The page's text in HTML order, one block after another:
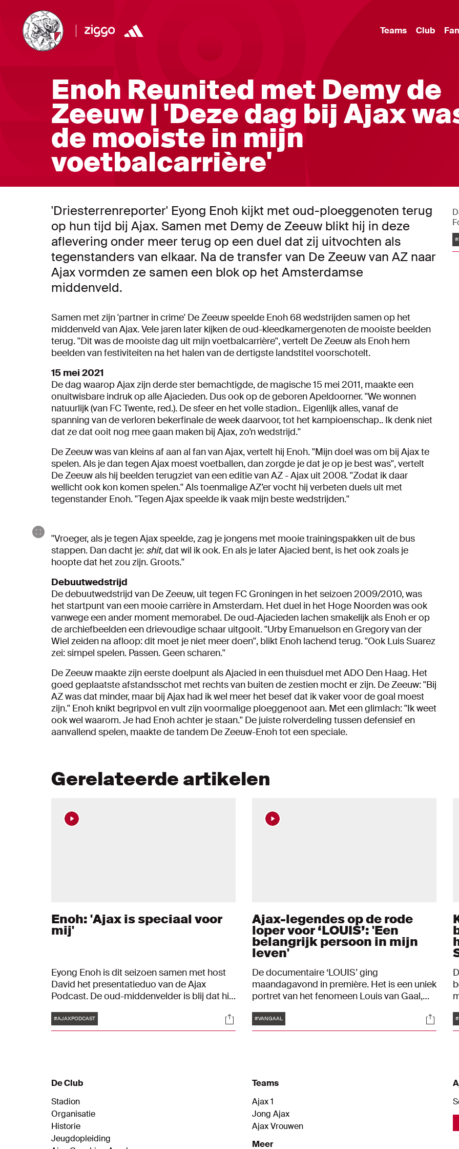
Teams Club
Enoh Reunited met Demy de
Zeeuw | 'Deze dag bij Ajax
de mooiste in mijn
voetbalcarrière'
'Driesterrenreporter' Eyong Enoh kijkt met oud-ploeggenoten terug
op hun tijd bij Ajax. Samen met Demy de Zeeuw blikt hij in deze
aflevering onder meer terug op een duel dat zij uitvochten als
tegenstanders van elkaar. Na de transfer van De Zeeuw van AZ naar
Ajax vormden ze samen een blok op het Amsterdamse
middenveld.
Samen met zijn 'partner in crime' De Zeeuw speelde Enoh 68 wedstrijden samen op het
middenveld van Ajax. Vele jaren later kijken de oud-kleedkamergenoten de mooiste beelden
terug. ''Dit was de mooiste dag uit mijn voetbalcarrière'', vertelt De Zeeuw als Enoh hem
beelden van festiviteiten na het halen van de dertigste landstitel voorschotelt.
15 mei 2021
De dag waarop Ajax zijn derde ster bemachtigde, de magische 15 mei 2011, maakte een
onuitwisbare indruk op alle Ajacieden. Dus ook op de geboren Apeldoorner. ''We wonnen
natuurlijk (van FC Twente, red.). De sfeer en het volle stadion.. Eigenlijk alles, vanaf de
spanning van de verloren bekerfinale de week daarvoor, tot het kampioenschap.. Ik denk niet
dat ze dat ooit nog mee gaan maken bij Ajax, zo’n wedstrijd.''
De Zeeuw was van kleins af aan al fan van Ajax, vertelt hij Enoh. ''Mijn doel was om bij Ajax te
spelen. Als je dan tegen Ajax moest voetballen, dan zorgde je dat je op je best was'', vertelt
De Zeeuw als hij beelden terugziet van een editie van AZ - Ajax uit 2008. ''Zodat ik daar
wellicht ook kon komen spelen.'' Als toenmalige AZ’er vocht hij verbeten duels uit met
tegenstander Enoh. ''Tegen Ajax speelde ik vaak mijn beste wedstrijden.''
''Vroeger, als je tegen Ajax speelde, zag je jongens met mooie trainingspakken uit de bus
stappen. Dan dacht je: shit, dat wil ik ook. En als je later Ajacied bent, is het ook zoals je
hoopte dat het zou zijn. Groots.''
Debuutwedstrijd
De debuutwedstrijd van De Zeeuw, uit tegen FC Groningen in het seizoen 2009/2010, was
het startpunt van een mooie carrière in Amsterdam. Het duel in het Hoge Noorden was ook
vanwege een ander moment memorabel. De oud-Ajacieden lachen smakelijk als Enoh er op
de archiefbeelden een drievoudige schaar uitgooit. ''Urby Emanuelson en Gregory van der
Wiel zeiden na afloop: dit moet je niet meer doen'', blikt Enoh lachend terug. ''Ook Luis Suarez
zei: simpel spelen. Passen. Geen scharen.''
De Zeeuw maakte zijn eerste doelpunt als Ajacied in een thuisduel met ADO Den Haag. Het
goed geplaatste afstandsschot met rechts van buiten de zestien mocht er zijn. De Zeeuw: ''Bij
AZ was dat minder, maar bij Ajax had ik wel meer het besef dat ik vaker voor de goal moest
zijn.'' Enoh knikt begripvol en vult zijn voormalige ploeggenoot aan. Met een glimlach: ''Ik weet
ook wel waarom. Je had Enoh achter je staan.'' De juiste rolverdeling tussen defensief en
aanvallend spelen, maakte de tandem De Zeeuw-Enoh tot een speciale.
Gerelateerde artikelen
Enoh: 'Ajax is speciaal voor
mij'
Eyong Enoh is dit seizoen samen met host
David het presentatieduo van de Ajax
Podcast. De oud-middenvelder is blij dat hij
Tags
#AJAXPODCAST Socials
Ajax-legendes op de rode
loper voor ‘LOUIS’: 'Een
belangrijk persoon in mijn
leven'
De documentaire ‘LOUIS’ ging
maandagavond in première. Het is een uniek
portret van het fenomeen Louis van Gaal,
man achter het veelbesproken imago. De
voetbalwereld was maandag massaal
Sar, Rafael van der Vaart, Edgar Davids,
Truus van Gaal.
Tags
#VANGAAL
De Club
Stadion
Organisatie
Historie
Jeugdopleiding
Teams
Ajax 1
Jong Ajax
Ajax Vrouwen
Meer